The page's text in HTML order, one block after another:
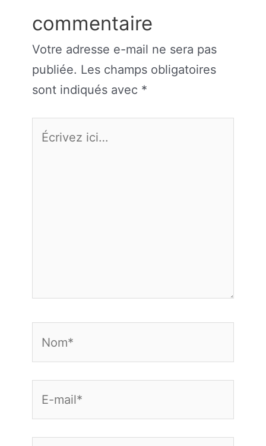
commentaire
Votre adresse e-mail ne sera pas
publiée. Les champs obligatoires
sont indiqués avec *
Écrivez